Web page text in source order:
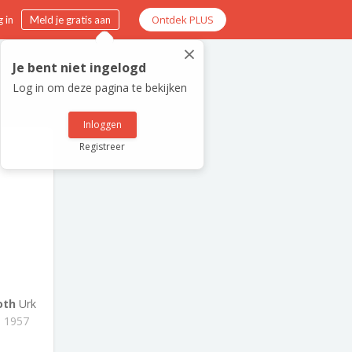
in Meld je gratis aan Ontdek PLUS
×
Je bent niet ingelogd
Log in om deze pagina te bekijken
Inloggen
Registreer
Urk
1957